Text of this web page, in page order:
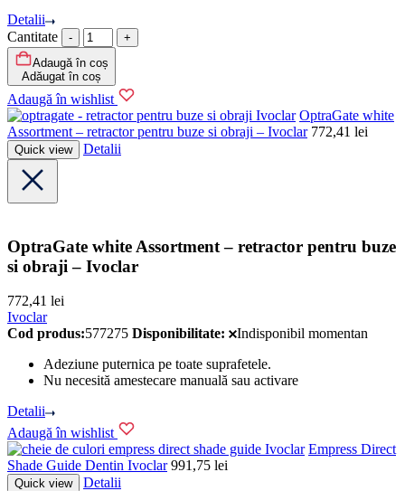
Detalii
Cantitate
Adaugă în coș
Adăugat în coș
Adaugă în wishlist
Ivoclar OptraGate white
Assortment – retractor pentru buze si obraji – Ivoclar 772,41 lei
Quick view Detalii
OptraGate white Assortment – retractor pentru buze
si obraji – Ivoclar
772,41 lei
Ivoclar
Cod produs:577275 Disponibilitate:
Indisponibil momentan
Adeziune puternica pe toate suprafetele.
Nu necesită amestecare manuală sau activare
Detalii
Adaugă în wishlist
Ivoclar Empress Direct
Shade Guide Dentin Ivoclar 991,75 lei
Quick view Detalii